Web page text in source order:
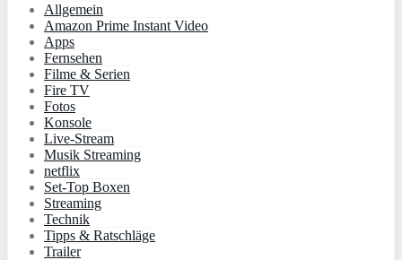
Allgemein
Amazon Prime Instant Video
Apps
Fernsehen
Filme & Serien
Fire TV
Fotos
Konsole
Live-Stream
Musik Streaming
netflix
Set-Top Boxen
Streaming
Technik
Tipps & Ratschläge
Trailer